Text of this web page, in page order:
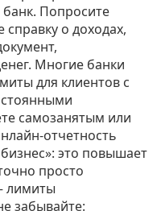
Попросите
о доходах,
Многие банки
для клиентов с
самозанятым или
отчетность
это повышает
просто
лимиты
забывайте: